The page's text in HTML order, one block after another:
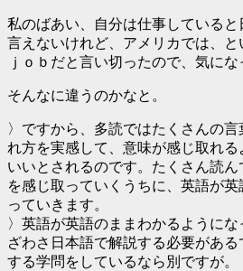
私のばあい、自分は仕事している
言えないけれど、アメリカでは、
ｊｏｂだと言い切ったので、気にな
そんなに違うのかなと。
〉ですから、多読ではたくさんの
れ方を実感して、意味が感じ取れ
いいとされるのです。たくさん読
を感じ取っていくうちに、英語が
っていきます。
〉英語が英語のままわかるように
ざわさ日本語で解説する必要があ
する学問をしているなら別ですが。